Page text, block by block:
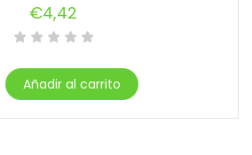
€4,42
Añadir al carrito